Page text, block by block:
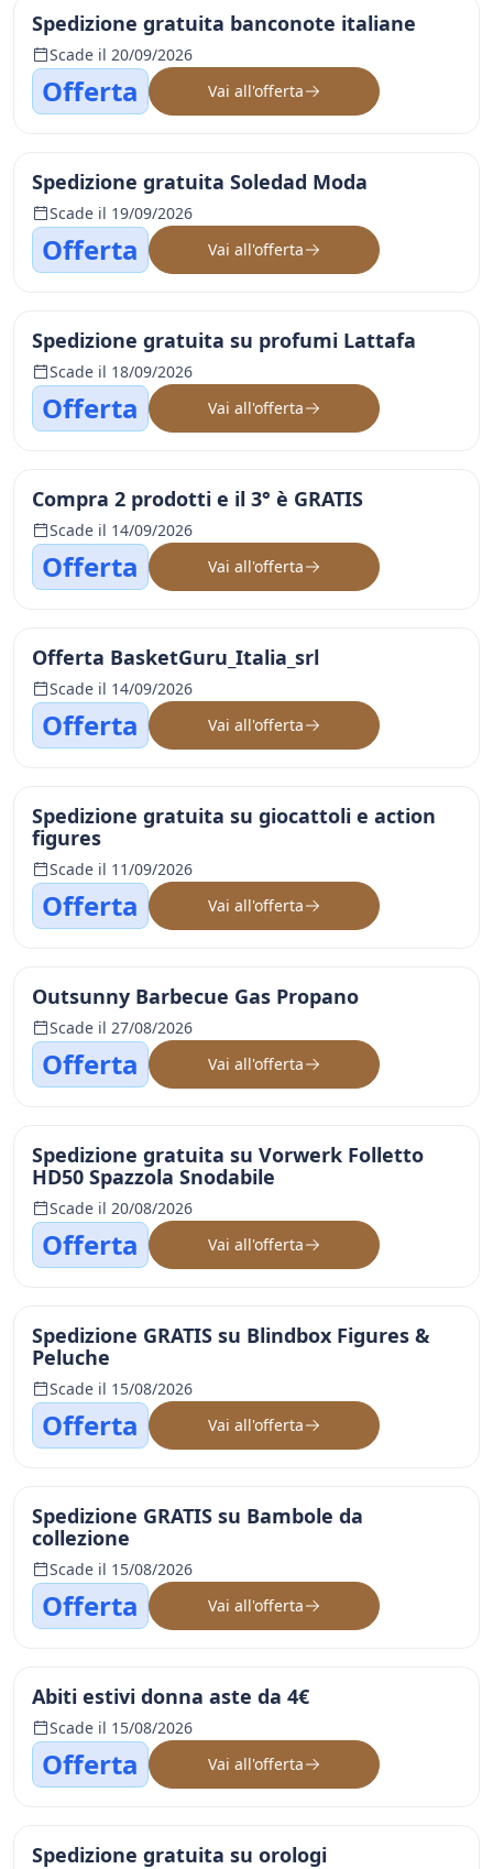
Spedizione gratuita banconote italiane
Scade il 20/09/2026
Offerta Vai all'offerta
Spedizione gratuita Soledad Moda
Scade il 19/09/2026
Offerta Vai all'offerta
Spedizione gratuita su profumi Lattafa
Scade il 18/09/2026
Offerta Vai all'offerta
Compra 2 prodotti e il 3° è GRATIS
Scade il 14/09/2026
Offerta Vai all'offerta
Offerta BasketGuru_Italia_srl
Scade il 14/09/2026
Offerta Vai all'offerta
Spedizione gratuita su giocattoli e action
figures
Scade il 11/09/2026
Offerta Vai all'offerta
Outsunny Barbecue Gas Propano
Scade il 27/08/2026
Offerta Vai all'offerta
Spedizione gratuita su Vorwerk Folletto
HD50 Spazzola Snodabile
Scade il 20/08/2026
Offerta Vai all'offerta
Spedizione GRATIS su Blindbox Figures &
Peluche
Scade il 15/08/2026
Offerta Vai all'offerta
Spedizione GRATIS su Bambole da
collezione
Scade il 15/08/2026
Offerta Vai all'offerta
Abiti estivi donna aste da 4€
Scade il 15/08/2026
Offerta Vai all'offerta
Spedizione gratuita su orologi